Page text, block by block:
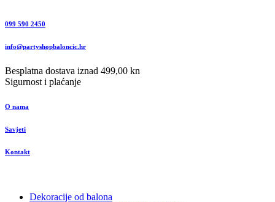
099 590 2450
info@partyshopbaloncic.hr
Besplatna dostava iznad 499,00 kn
Sigurnost i plaćanje
O nama
Savjeti
Kontakt
Dekoracije od balona